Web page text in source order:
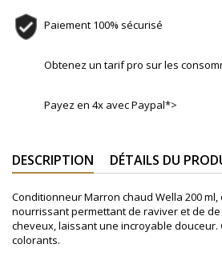
Paiement 100% sécurisé
Obtenez un tarif pro sur les
Payez en 4x avec Paypal*>
DESCRIPTION DÉTAILS DU
Conditionneur Marron chaud Wella 200
nourrissant permettant de raviver et de
cheveux, laissant une incroyable douceur.
colorants.